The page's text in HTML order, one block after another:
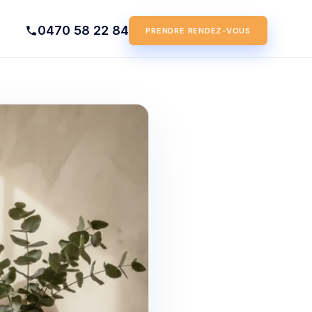
0470 58 22 84 PRENDRE RENDEZ-VOUS